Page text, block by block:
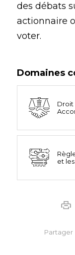
des débats
actionnaire
voter.
Domaines
Droit
et
Partager